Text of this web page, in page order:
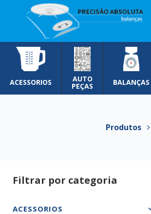
Pular
para
conteúdo
ACESSORIOS AUTO
PEÇAS BALANÇAS
Produtos
Filtrar por categoria
ACESSORIOS